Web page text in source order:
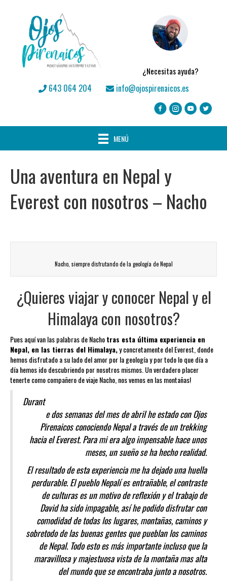
¿Necesitas ayuda?
643 064 204 info@ojospirenaicos.es
MENÚ
Una aventura en Nepal y
Everest con nosotros – Nacho
Nacho, siempre disfrutando de la geología de Nepal
¿Quieres viajar y conocer Nepal y el
Himalaya con nosotros?
Pues aquí van las palabras de Nachotras esta última experiencia en
Nepal, en las tierras del Himalaya,y concretamente del Everest, donde
hemos disfrutado a su lado del amor por la geología y por todo lo que día a
día hemos ido descubriendo por nosotros mismos. Un verdadero placer
tenerte como compañero de viaje Nacho, nos vemos en las montañas!
Durant
e dos semanas del mes de abril he estado con Ojos
Pirenaicos conociendo Nepal a través de un trekking
hacia el Everest. Para mi era algo impensable hace unos
meses, un sueño se ha hecho realidad.
El resultado de esta experiencia me ha dejado una huella
perdurable. El pueblo Nepalí es entrañable, el contraste
de culturas es un motivo de reflexión y el trabajo de
David ha sido impagable, así he podido disfrutar con
comodidad de todas los lugares, montañas, caminos y
sobretodo de las buenas gentes que pueblan los caminos
de Nepal. Todo esto es más importante incluso que la
maravillosa y majestuosa vista de la montaña mas alta
del mundo que se encontraba junto a nosotros.